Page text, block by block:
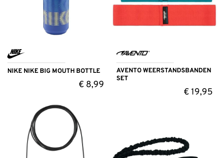
NIKE NIKE BIG MOUTH BOTTLE
€8,99
AVENTO WEERSTANDSBANDEN
SET
€19,95